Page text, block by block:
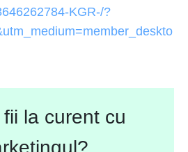
KGR-/?
la curent cu